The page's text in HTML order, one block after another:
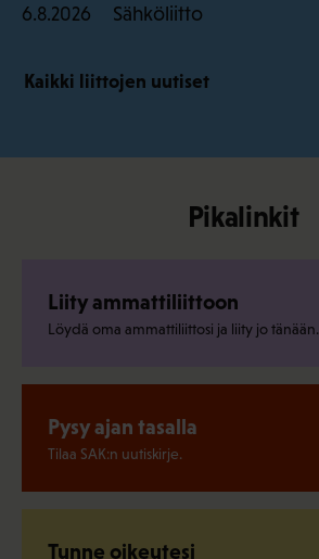
6.8.2026 Sähköliitto
Kaikki liittojen uutiset
Pikalinkit
Liity ammattiliittoon
Löydä oma ammattiliittosi ja liity jo tänään.
Pysy ajan tasalla
Tilaa SAK:n uutiskirje.
Tunne oikeutesi